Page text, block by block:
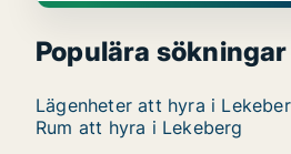
Populära sökningar
Lägenheter att hyra i
Rum att hyra i Lekeberg